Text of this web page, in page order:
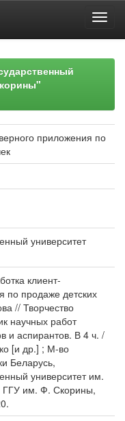
приложения по
университет
клиент-
по продаже детских
// Творчество
научных работ
и аспирантов. В 4 ч. /
[и др.] ; М-во
Беларусь,
университет им.
им. Ф. Скорины,